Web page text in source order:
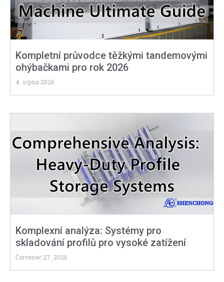
Kompletní průvodce těžkými tandemovými
ohýbačkami pro rok 2026
4. srpna 2026
Komplexní analýza: Systémy pro
skladování profilů pro vysoké zatížení
Červenec 27, 2026